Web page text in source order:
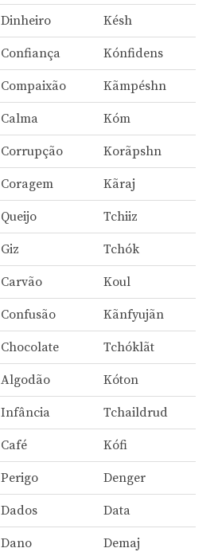
Dinheiro Késh
Confiança Kónfidens
Compaixão Kãmpéshn
Calma Kóm
Corrupção Korãpshn
Coragem Kãraj
Queijo Tchiiz
Giz Tchók
Carvão Koul
Confusão Kãnfyujãn
Chocolate Tchóklãt
Algodão Kóton
Infância Tchaildrud
Café Kófi
Perigo Denger
Dados Data
Dano Demaj